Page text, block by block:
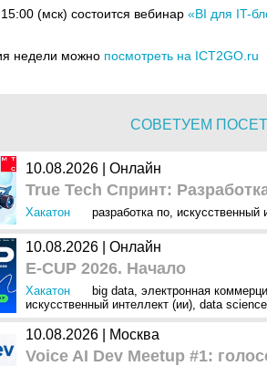
(мск) состоится вебинар «BI для IT-
недели можно посмотреть на ICT2GO.ru
СОВЕТУЕМ
10.08.2026 | Онлайн
True Tech Спринт:
Хакатон разработка по, искусственный
10.08.2026 | Онлайн
E-CUP 2026. Начало
Хакатон big data, электронная
искусственный интеллект (ии), data science
10.08.2026 | Москва
Voice AI Dev Meetup #1: